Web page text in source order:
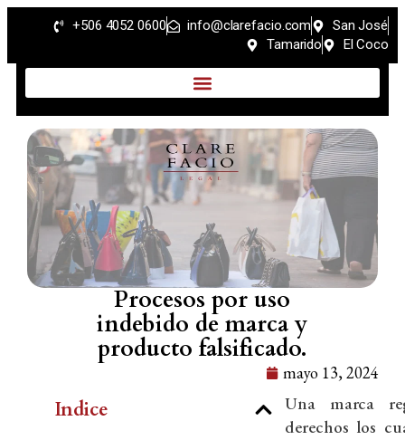
+506 4052 0600 info@clarefacio.com
San José
Tamarido
El Coco
Procesos por uso
indebido de marca y
producto falsificado.
mayo 13, 2024
Indice
Una marca
derechos los